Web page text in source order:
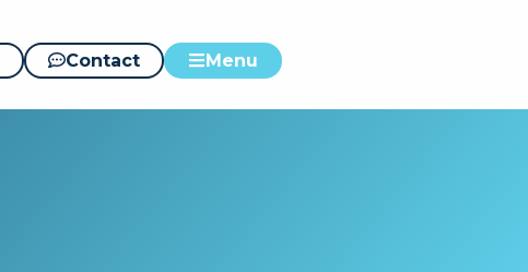
Contact Menu